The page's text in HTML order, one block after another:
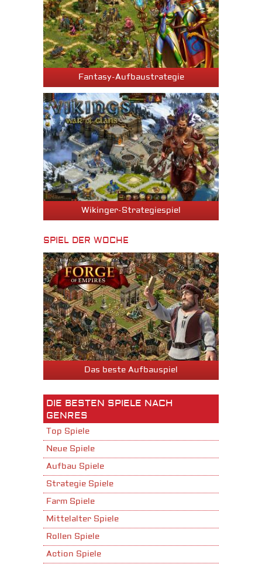
Fantasy-Aufbaustrategie
Wikinger-Strategiespiel
SPIEL DER WOCHE
Das beste Aufbauspiel
DIE BESTEN SPIELE NACH
GENRES
Top Spiele
Neue Spiele
Aufbau Spiele
Strategie Spiele
Farm Spiele
Mittelalter Spiele
Rollen Spiele
Action Spiele